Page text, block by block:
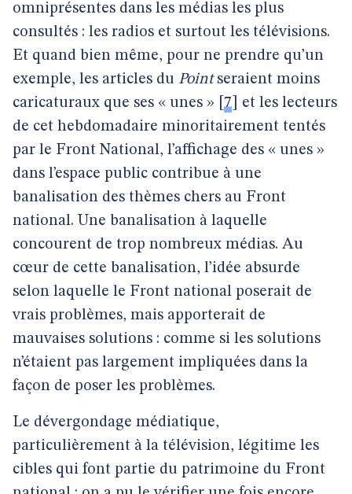
omniprésentes dans les médias les plus
consultés : les radios et surtout les télévisions.
Et quand bien même, pour ne prendre qu’un
exemple, les articles du Pointseraient moins
caricaturaux que ses « unes »
7
et les lecteurs
de cet hebdomadaire minoritairement tentés
par le Front National, l’affichage des « unes »
dans l’espace public contribue à une
banalisation des thèmes chers au Front
national. Une banalisation à laquelle
concourent de trop nombreux médias. Au
cœur de cette banalisation, l’idée absurde
selon laquelle le Front national poserait de
vrais problèmes, mais apporterait de
mauvaises solutions : comme si les solutions
n’étaient pas largement impliquées dans la
façon de poser les problèmes.
Le dévergondage médiatique,
particulièrement à la télévision, légitime les
cibles qui font partie du patrimoine du Front